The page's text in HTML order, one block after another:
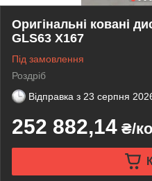
Оригінальні ковані
GLS63 X167
Під замовлення
Роздріб
Відправка з 23 серпня
252 882,14 ₴/